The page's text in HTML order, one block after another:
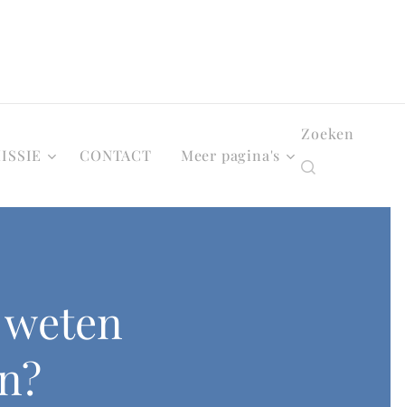
CONTACT Meer pagina's
Zoeken